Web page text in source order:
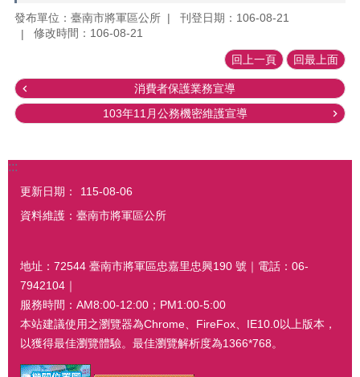
發布單位：臺南市將軍區公所
刊登日期：106-08-21
修改時間：106-08-21
回上一頁 回最上面
消費者保護業務宣導
103年11月公務機密維護宣導
:::
更新日期：
115-08-06
資料維護：臺南市將軍區公所
地址：72544 臺南市將軍區忠嘉里忠興190 號｜電話：06-
7942104｜
服務時間：AM8:00-12:00；PM1:00-5:00
本站建議使用之瀏覽器為Chrome、FireFox、IE10.0以上版本，
以獲得最佳瀏覽體驗。最佳瀏覽解析度為1366*768。